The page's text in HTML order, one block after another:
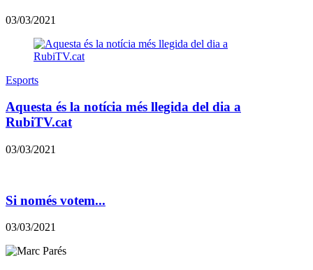
03/03/2021
Esports
Aquesta és la notícia més llegida del dia a
RubiTV.cat
03/03/2021
Si només votem...
03/03/2021